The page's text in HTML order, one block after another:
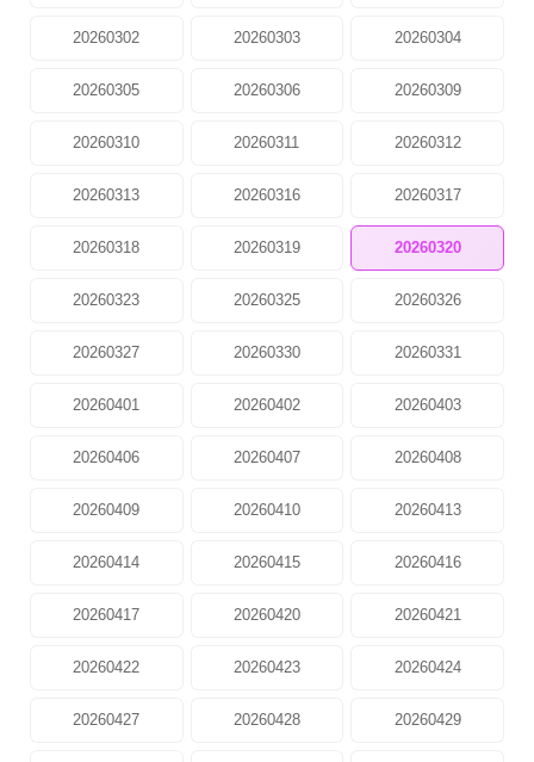
20260302 20260303 20260304
20260305 20260306 20260309
20260310 20260311 20260312
20260313 20260316 20260317
20260318 20260319 20260320
20260323 20260325 20260326
20260327 20260330 20260331
20260401 20260402 20260403
20260406 20260407 20260408
20260409 20260410 20260413
20260414 20260415 20260416
20260417 20260420 20260421
20260422 20260423 20260424
20260427 20260428 20260429